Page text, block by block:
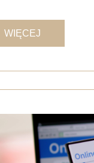
WIĘCEJ